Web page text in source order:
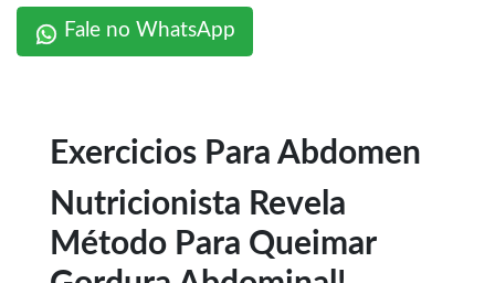
Fale no WhatsApp
Exercicios Para Abdomen
Nutricionista Revela
Método Para Queimar